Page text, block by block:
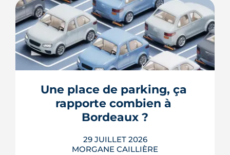
Franchise de 380 € ou 1 520 €, arrêté
interministériel obligatoire, exclusions
sur le jardin ou la piscine, cas épineux
des fissures de sécheresse : le régime
récemment réformées. Ce guide fait le
point, à jour de juillet 2026, sur vos
droits et ...
LIRE L'ARTICLE
Une place de parking, ça
rapporte combien à
Bordeaux ?
29 JUILLET 2026
MORGANE CAILLIÈRE